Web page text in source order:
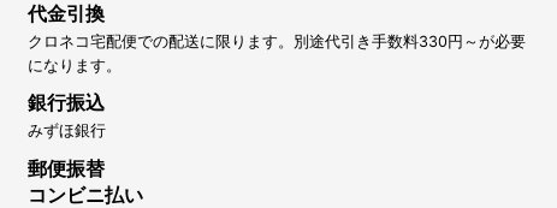
代金引換
クロネコ宅配便での配送に限ります。別途代引き手数料330円～が必要
になります。
銀行振込
みずほ銀行
郵便振替
コンビニ払い